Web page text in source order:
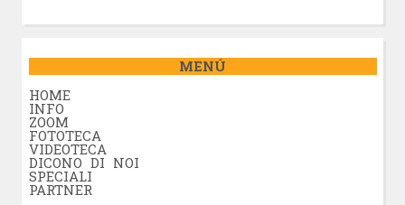
MENÚ
HOME
INFO
ZOOM
FOTOTECA
VIDEOTECA
DICONO DI NOI
SPECIALI
PARTNER